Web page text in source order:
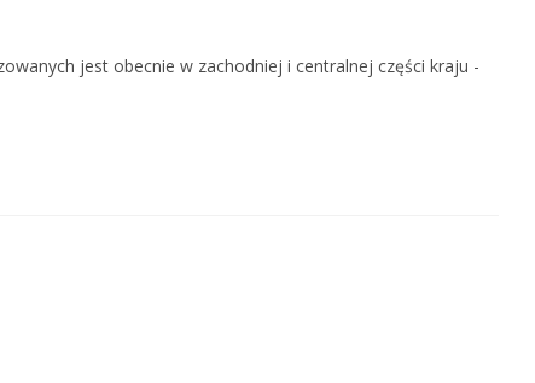
jest obecnie w zachodniej i centralnej części kraju -